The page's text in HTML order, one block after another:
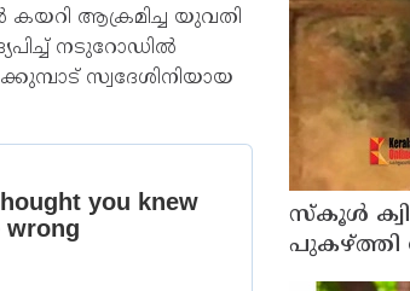
കയറി ആക്രമിച്ച യുവതി
നടുറോഡില്‍
സ്വദേശിനിയായ
സ്‌കൂള്‍
പുകഴ്ത്തി